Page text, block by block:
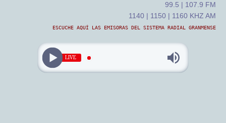
99.5 | 107.9 FM
1140 | 1150 | 1160 KHZ AM
ESCUCHE AQUÍ LAS EMISORAS DEL SISTEMA RADIAL GRANMENSE
LIVE